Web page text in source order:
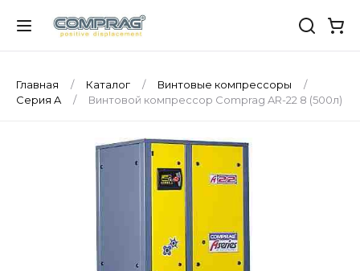
Главная Каталог
Винтовые компрессоры
Серия A
Винтовой компрессор Comprag AR-22 8 (500л)